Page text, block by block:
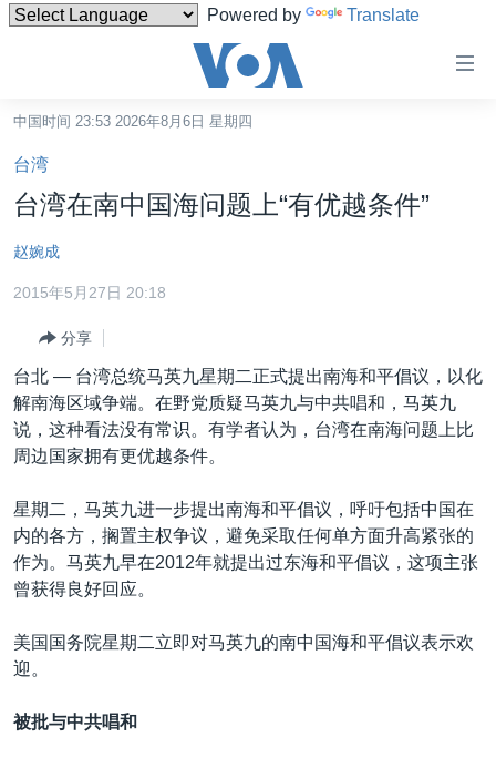
Powered by Translate
碍
链
接
转
内
转
到
导
航
转
到
检
索
台湾
港澳
国际
最新国际新闻
印太
中东
欧洲
非洲
美洲
分类新闻
经济·金融·贸易
人权·法律·宗教
科教·文娱·体健
军事
劳工
美中关系
热点专题
白宫要闻
国会报道
美中关系
VOA视频
VOA今日焦点
中文广播
关注我们
中国时间 23:53 2026年8月6日 星期四
台湾
台湾在南中国海问题上“有优越条件”
赵婉成
2015年5月27日 20:18
分享
台北 — 台湾总统马英九星期二正式提出南海和平倡议，以化
解南海区域争端。在野党质疑马英九与中共唱和，马英九
说，这种看法没有常识。有学者认为，台湾在南海问题上比
周边国家拥有更优越条件。
星期二，马英九进一步提出南海和平倡议，呼吁包括中国在
内的各方，搁置主权争议，避免采取任何单方面升高紧张的
作为。马英九早在2012年就提出过东海和平倡议，这项主张
曾获得良好回应。
美国国务院星期二立即对马英九的南中国海和平倡议表示欢
迎。
被批与中共唱和